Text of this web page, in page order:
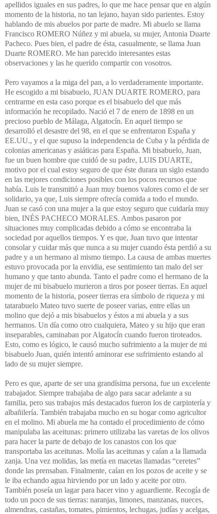
apellidos iguales en sus padres, lo que me hace pensar que en algún
momento de la historia, no tan lejano, hayan sido parientes. Estoy
hablando de mis abuelos por parte de madre. Mi abuelo se llama
Francisco ROMERO Núñez y mi abuela, su mujer, Antonia Duarte
Pacheco. Pues bien, el padre de ésta, casualmente, se llama Juan
Duarte ROMERO. Me han parecido interesantes estas
observaciones y las he querido compartir con vosotros.
Pero vayamos a la miga del pan, a lo verdaderamente importante.
He escogido a mi bisabuelo, JUAN DUARTE ROMERO, para
centrarme en esta caso porque es el bisabuelo del que más
información he recopilado. Nació el 7 de enero de 1898 en un
precioso pueblo de Málaga, Algatocín. En aquel tiempo se
desarrolló el desastre del 98, en el que se enfrentaron España y
EE.UU., y el que supuso la independencia de Cuba y la pérdida de
colonias americanas y asiáticas para España. Mi bisabuelo, Juan,
fue un buen hombre que cuidó de su padre, LUIS DUARTE,
motivo por el cual estoy seguro de que éste durara un siglo estando
en las mejores condiciones posibles con los pocos recursos que
había. Luis le transmitió a Juan muy buenos valores como el de ser
solidario, ya que, Luis siempre ofrecía comida a todo el mundo.
Juan se casó con una mujer a la que estoy seguro que cuidaría muy
bien, INÉS PACHECO MORALES. Ambos pasaron por
situaciones muy complicadas debido a cómo se encontraba la
sociedad por aquellos tiempos. Y es que, Juan tuvo que intentar
consolar y cuidar más que nunca a su mujer cuando ésta perdió a su
padre y a un hermano al mismo tiempo. La causa de ambas muertes
estuvo provocada por la envidia, ese sentimiento tan malo del ser
humano y que tanto abunda. Tanto el padre como el hermano de la
mujer de mi bisabuelo murieron a tiros por poseer tierras. En aquel
momento de la historia, poseer tierras era símbolo de riqueza y mi
tatarabuelo Mateo tuvo suerte de poseer varias, entre ellas un
molino que dejó a mis bisabuelos y éstos a mi abuela y a sus
hermanos. Un día como otro cualquiera, Mateo y su hijo que eran
inseparables, caminaban por Algatocín cuando fueron tiroteados.
Esto, como es lógico, le causó mucho sufrimiento a la mujer de mi
bisabuelo Juan, quién intentó aminorar ese sufrimiento estando al
lado de su mujer siempre.
Pero es que, aparte de ser una grandísima persona, fue un excelente
trabajador. Siempre trabajaba de algo para sacar adelante a su
familia, pero sus trabajos más destacados fueron los de carpintería y
albañilería. También trabajaba mucho en su hogar como agricultor
en el molino. Mi abuela me ha contado el procedimiento de cómo
manipulaba las aceitunas: primero utilizaba las varetas de los olivos
para hacer la parte de debajo de los canastos con los que
transportaba las aceitunas. Molía las aceitunas y caían a la llamada
zanja. Una vez molidas, las metía en macetas llamadas “ceretes”
donde las prensaban. Finalmente, caían en los pozos de aceite y se
le iba echando agua hirviendo por un lado y aceite por otro.
También poseía un lagar para hacer vino y aguardiente. Recogía de
todo un poco de sus tierras: naranjas, limones, manzanas, nueces,
almendras, castañas, tomates, pimientos, lechugas, judías y acelgas,